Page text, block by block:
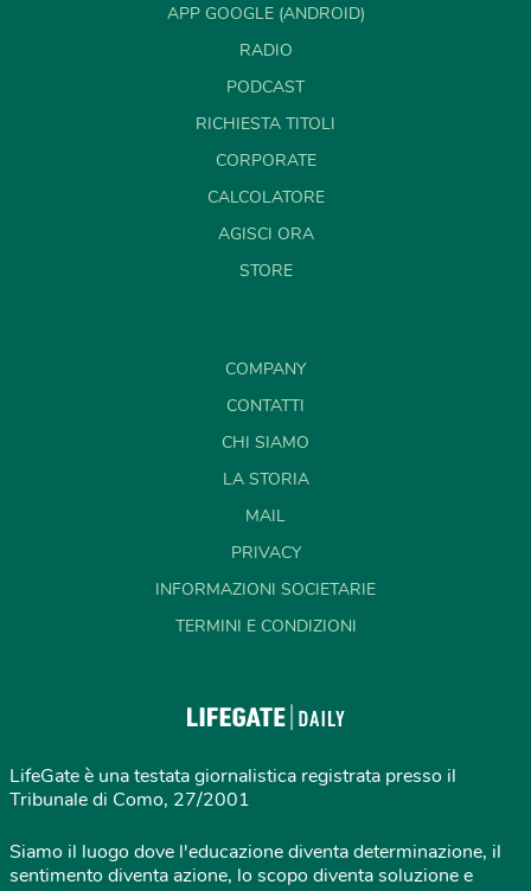
APP GOOGLE (ANDROID)
RADIO
PODCAST
RICHIESTA TITOLI
CORPORATE
CALCOLATORE
AGISCI ORA
STORE
COMPANY
CONTATTI
CHI SIAMO
LA STORIA
MAIL
PRIVACY
INFORMAZIONI SOCIETARIE
TERMINI E CONDIZIONI
LifeGate è una testata giornalistica registrata presso il
Tribunale di Como, 27/2001
Siamo il luogo dove l'educazione diventa determinazione, il
sentimento diventa azione, lo scopo diventa soluzione e